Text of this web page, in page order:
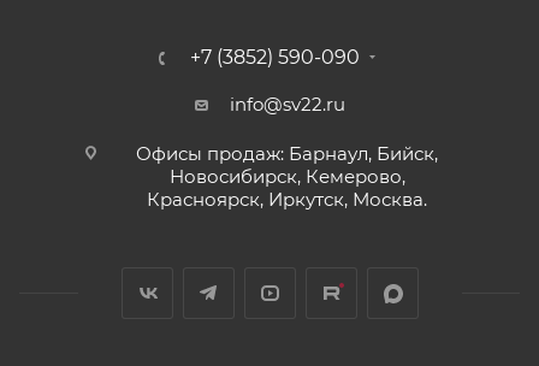
+7 (3852) 590-090
info@sv22.ru
Офисы продаж: Барнаул, Бийск,
Новосибирск, Кемерово,
Красноярск, Иркутск, Москва.